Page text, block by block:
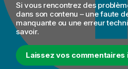
Si vous rencontrez des
dans son contenu – une faute
manquante ou une erreur
savoir.
Laissez vos commentaires